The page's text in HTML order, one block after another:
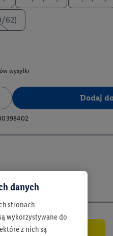
62)
wysyłki
Dodaj
danych
stronach
wykorzystywane do
z nich są